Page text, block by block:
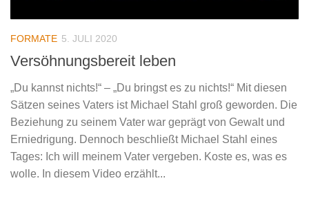
FORMATE 5. JULI 2020
Versöhnungsbereit leben
„Du kannst nichts!“ – „Du bringst es zu nichts!“ Mit diesen
Sätzen seines Vaters ist Michael Stahl groß geworden. Die
Beziehung zu seinem Vater war geprägt von Gewalt und
Erniedrigung. Dennoch beschließt Michael Stahl eines
Tages: Ich will meinem Vater vergeben. Koste es, was es
wolle. In diesem Video erzählt...